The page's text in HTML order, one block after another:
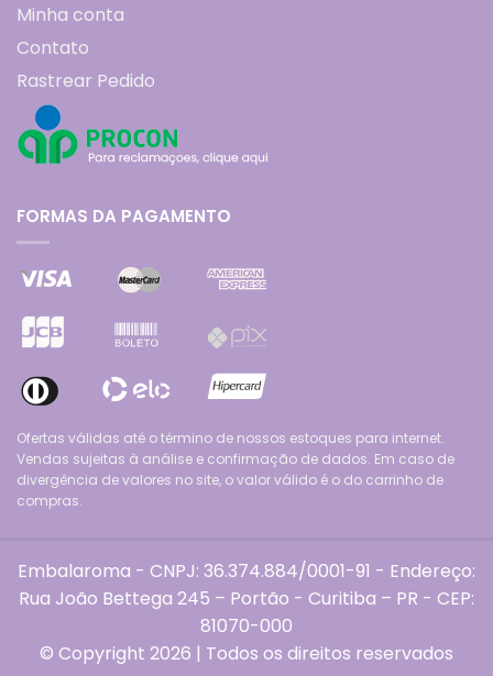
Minha conta
Contato
Rastrear Pedido
FORMAS DA PAGAMENTO
Ofertas válidas até o término de nossos estoques para internet.
Vendas sujeitas à análise e confirmação de dados. Em caso de
divergência de valores no site, o valor válido é o do carrinho de
compras.
Embalaroma - CNPJ: 36.374.884/0001-91 - Endereço:
Rua João Bettega 245 – Portão - Curitiba – PR - CEP:
81070-000
© Copyright 2026 | Todos os direitos reservados